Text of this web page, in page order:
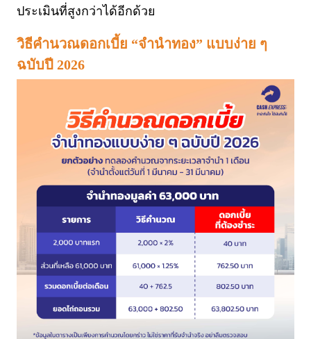
ประเมินที่สูงกว่าได้อีกด้วย
วิธีคำนวณดอกเบี้ย “จำนำทอง” แบบง่าย ๆ
ฉบับปี 2026